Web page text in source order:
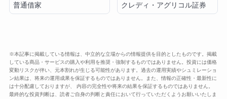
普通借家 クレディ・アグリコル証券
※本記事に掲載している情報は、中立的な立場からの情報提供を目的としたものです。掲載
している商品・サービスの購入や利用を推奨・強制するものではありません。投資には価格
変動リスクが伴い、元本割れが生じる可能性があります。過去の運用実績やシュミレーショ
ン結果は、将来の運用成果を保証するものではありません。また、情報の正確性・最新性に
は十分配慮しておりますが、 内容の完全性や将来の結果を保証するものではありません。
最終的な投資判断は、読者ご自身の判断と責任において行っていただくようお願いいたしま